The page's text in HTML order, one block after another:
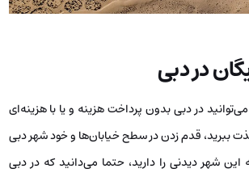
در دبی
در دبی بدون پرداخت هزینه و یا با هزینه‌ای
ببرید، قدم زدن در سطح خیابان‌ها و خود شهر دبی
شهر دیدنی را دارید، حتما می‌دانید که در دبی